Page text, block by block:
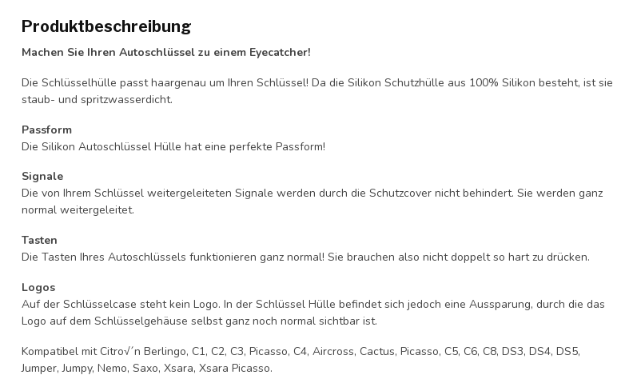
Produktbeschreibung
Machen Sie Ihren Autoschlüssel zu einem Eyecatcher!
Die Schlüsselhülle passt haargenau um Ihren Schlüssel! Da die Silikon Schutzhülle aus 100% Silikon besteht, ist sie
staub- und spritzwasserdicht.
Passform
Die Silikon Autoschlüssel Hülle hat eine perfekte Passform!
Signale
Die von Ihrem Schlüssel weitergeleiteten Signale werden durch die Schutzcover nicht behindert. Sie werden ganz
normal weitergeleitet.
Tasten
Die Tasten Ihres Autoschlüssels funktionieren ganz normal! Sie brauchen also nicht doppelt so hart zu drücken.
Logos
Auf der Schlüsselcase steht kein Logo. In der Schlüssel Hülle befindet sich jedoch eine Aussparung, durch die das
Logo auf dem Schlüsselgehäuse selbst ganz noch normal sichtbar ist.
Kompatibel mit Citro√´n Berlingo, C1, C2, C3, Picasso, C4, Aircross, Cactus, Picasso, C5, C6, C8, DS3, DS4, DS5,
Jumper, Jumpy, Nemo, Saxo, Xsara, Xsara Picasso.